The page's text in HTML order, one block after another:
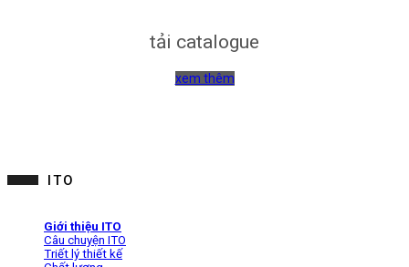
tải catalogue
xem thêm
ITO
Giới thiệu ITO
Câu chuyện ITO
Triết lý thiết kế